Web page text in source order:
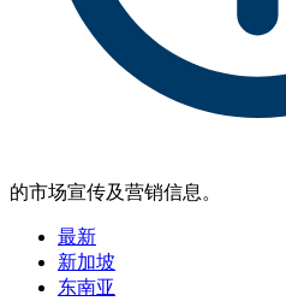
的市场宣传及营销信息。
最新
新加坡
东南亚